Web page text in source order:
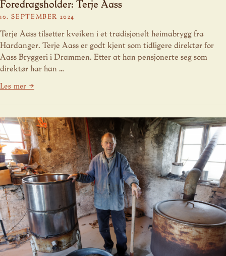
Foredragsholder: Terje Aass
10. SEPTEMBER 2024
Terje Aass tilsetter kveiken i et tradisjonelt heimabrygg fra
Hardanger. Terje Aass er godt kjent som tidligere direktør for
Aass Bryggeri i Drammen. Etter at han pensjonerte seg som
direktør har han …
Les mer →